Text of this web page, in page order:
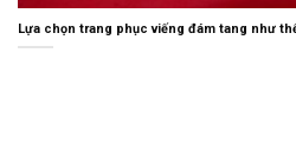
Lựa chọn trang phục viếng đám tang như